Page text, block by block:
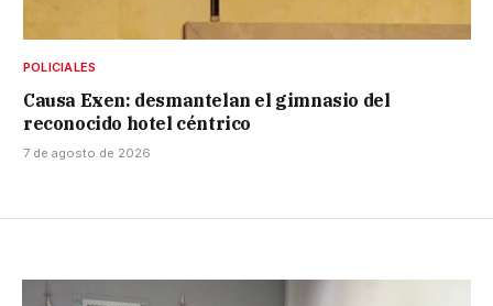
POLICIALES
Causa Exen: desmantelan el gimnasio del
reconocido hotel céntrico
7 de agosto de 2026